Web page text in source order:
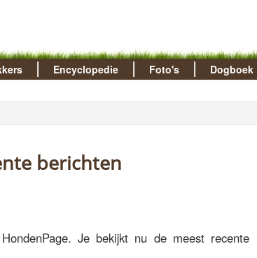
Encyclopedie Foto's Dogboek
berichten
Je bekijkt nu de meest recente